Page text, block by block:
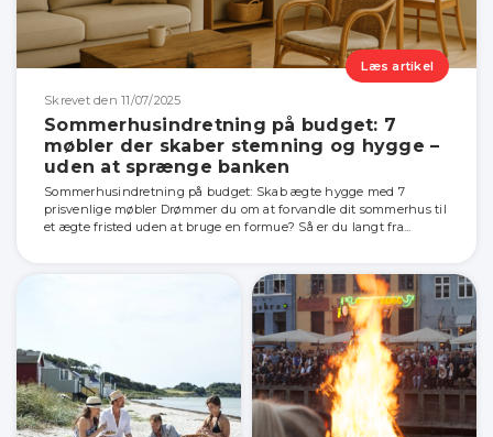
Læs artikel
Skrevet den 11/07/2025
Sommerhusindretning på budget: 7
møbler der skaber stemning og hygge –
uden at sprænge banken
Sommerhusindretning på budget: Skab ægte hygge med 7
prisvenlige møbler Drømmer du om at forvandle dit sommerhus til
et ægte fristed uden at bruge en formue? Så er du langt fra...